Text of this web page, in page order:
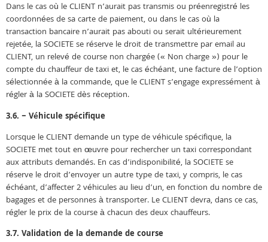
Dans le cas où le CLIENT n’aurait pas transmis ou préenregistré les
coordonnées de sa carte de paiement, ou dans le cas où la
transaction bancaire n’aurait pas abouti ou serait ultérieurement
rejetée, la SOCIETE se réserve le droit de transmettre par email au
CLIENT, un relevé de course non chargée (« Non charge ») pour le
compte du chauffeur de taxi et, le cas échéant, une facture de l’option
sélectionnée à la commande, que le CLIENT s’engage expressément à
régler à la SOCIETE dès réception.
3.6. – Véhicule spécifique
Lorsque le CLIENT demande un type de véhicule spécifique, la
SOCIETE met tout en œuvre pour rechercher un taxi correspondant
aux attributs demandés. En cas d’indisponibilité, la SOCIETE se
réserve le droit d’envoyer un autre type de taxi, y compris, le cas
échéant, d’affecter 2 véhicules au lieu d’un, en fonction du nombre de
bagages et de personnes à transporter. Le CLIENT devra, dans ce cas,
régler le prix de la course à chacun des deux chauffeurs.
3.7. Validation de la demande de course